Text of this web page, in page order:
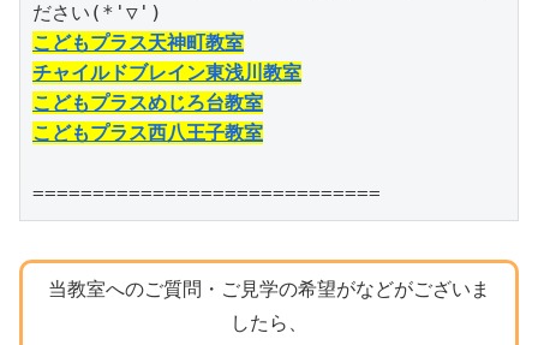
こどもプラス天神町教室
チャイルドブレイン東浅川教室
こどもプラスめじろ台教室
こどもプラス西八王子教室
=============================
当教室へのご質問・ご見学の希望がなどがございま
したら、